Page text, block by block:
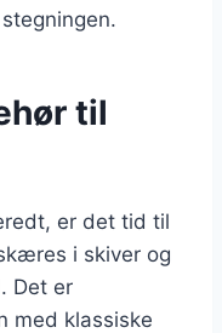
til
er det tid til
i skiver og
Det er
med klassiske